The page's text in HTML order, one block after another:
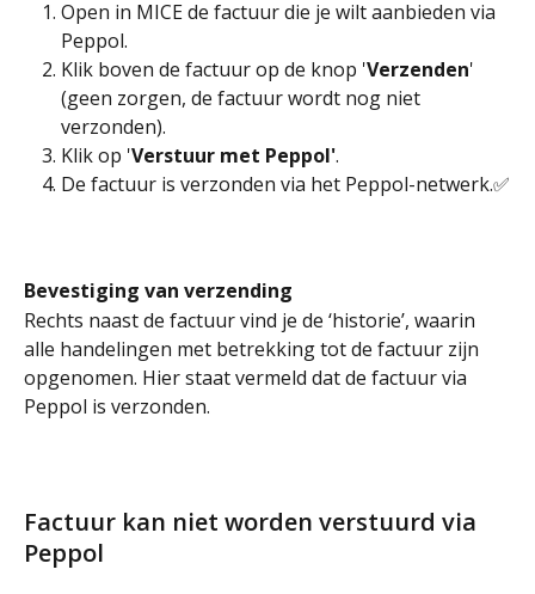
Open in MICE de factuur die je wilt aanbieden via
Peppol.
Klik boven de factuur op de knop 'Verzenden'
(geen zorgen, de factuur wordt nog niet
verzonden).
Klik op 'Verstuur met Peppol'.
De factuur is verzonden via het Peppol-netwerk.✅
Bevestiging van verzending
Rechts naast de factuur vind je de ‘historie’, waarin
alle handelingen met betrekking tot de factuur zijn
opgenomen. Hier staat vermeld dat de factuur via
Peppol is verzonden.
Factuur kan niet worden verstuurd via
Peppol